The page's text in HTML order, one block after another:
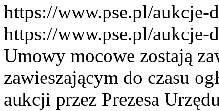
https://www.pse.pl/aukcje-
https://www.pse.pl/aukcje-
Umowy mocowe zostają
zawieszającym do czasu
aukcji przez Prezesa